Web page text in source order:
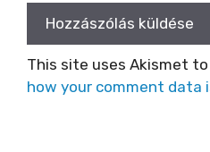
This site uses Akismet
how your comment data